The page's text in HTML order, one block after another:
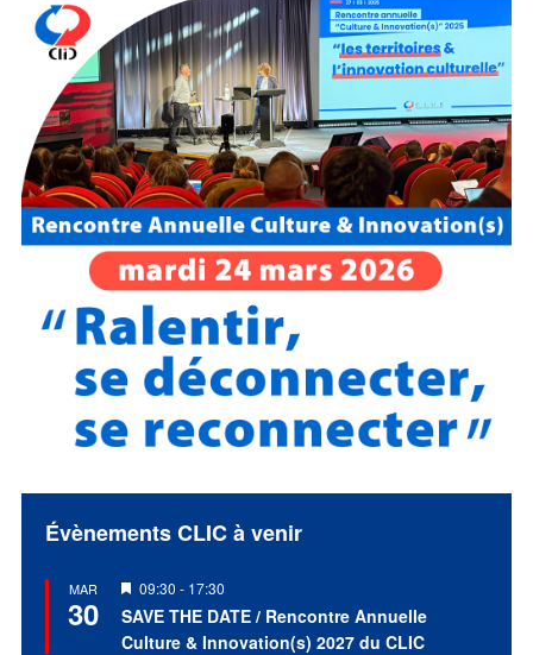
Évènements CLIC à venir
MAR
30
Mis
en
avant
09:30 - 17:30
SAVE THE DATE / Rencontre Annuelle
Culture & Innovation(s) 2027 du CLIC